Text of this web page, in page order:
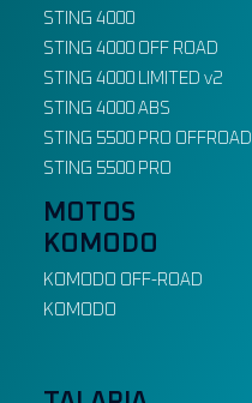
STING 4000
STING 4000 OFF ROAD
STING 4000 LIMITED v2
STING 4000 ABS
STING 5500 PRO OFFROAD
STING 5500 PRO
MOTOS
KOMODO
KOMODO OFF-ROAD
KOMODO